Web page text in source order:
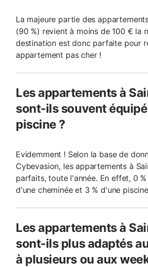
La majeure partie des
(90 %) revient à moins de 100 € la
destination est donc parfaite pour
appartement pas cher !
Les appartements à
sont-ils souvent
piscine ?
Evidemment ! Selon la base de
Cybevasion, les appartements à
parfaits, toute l'année. En effet, 0
d'une cheminée et 3 % d'une
Les appartements à
sont-ils plus adaptés
à plusieurs ou aux